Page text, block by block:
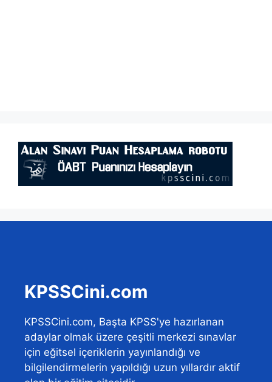
KPSSCini.com
KPSSCini.com, Başta KPSS'ye hazırlanan
adaylar olmak üzere çeşitli merkezi sınavlar
için eğitsel içeriklerin yayınlandığı ve
bilgilendirmelerin yapıldığı uzun yıllardır aktif